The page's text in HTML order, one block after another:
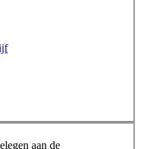
aan de